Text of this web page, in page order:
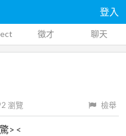
登入
徵才 聊天
瀏覽 檢舉
> <